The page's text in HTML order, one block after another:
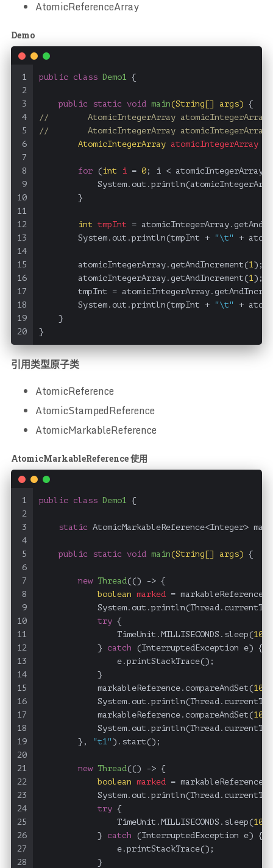
AtomicReferenceArray
Demo
1
2
3
4
5
6
7
8
9
10
11
12
13
14
15
16
17
18
19
20
public class Demo1 {
public static void main(String[] args) {
//        AtomicIntegerArray atomicIntegerArray
//        AtomicIntegerArray atomicIntegerArray
AtomicIntegerArray atomicIntegerArray
for ( int i = 0 ; i <
        }
int tmpInt =
        System.out.println(tmpInt +
"\t" +
        atomicIntegerArray.getAndIncrement(
1);
        atomicIntegerArray.getAndIncrement(
1);
tmpInt =
        System.out.println(tmpInt +
"\t" +
    }
}
引用类型原子类
AtomicReference
AtomicStampedReference
AtomicMarkableReference
AtomicMarkableReference 使用
1
2
3
4
5
6
7
8
9
10
11
12
13
14
15
16
17
18
19
20
21
22
23
24
25
26
27
28
public class Demo1 {
static AtomicMarkableReference<Integer>
public static void main(String[] args) {
new Thread(() -> {
boolean marked =
try {
                TimeUnit.MILLISECONDS.sleep(
100
            }
catch (InterruptedException e) {
                e.printStackTrace();
            }
            markableReference.compareAndSet(
100
            markableReference.compareAndSet(
101
        },
"t1").start();
new Thread(() -> {
boolean marked =
try {
                TimeUnit.MILLISECONDS.sleep(
100
            }
catch (InterruptedException e) {
                e.printStackTrace();
            }